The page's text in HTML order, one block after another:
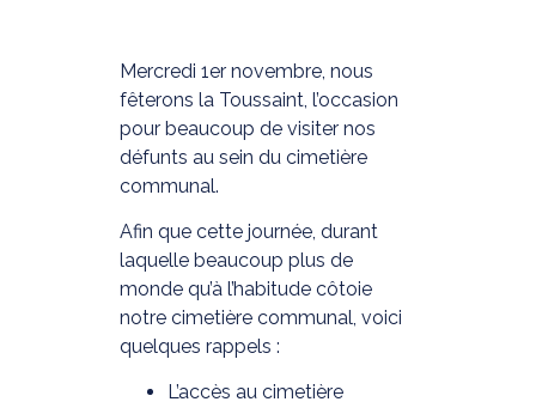
Mercredi 1er novembre, nous
fêterons la Toussaint, l’occasion
pour beaucoup de visiter nos
défunts au sein du cimetière
communal.
Afin que cette journée, durant
laquelle beaucoup plus de
monde qu’à l’habitude côtoie
notre cimetière communal, voici
quelques rappels :
L’accès au cimetière